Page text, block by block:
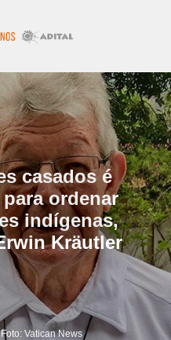
casados é
ordenar
indígenas,
Kräutler
Vatican News